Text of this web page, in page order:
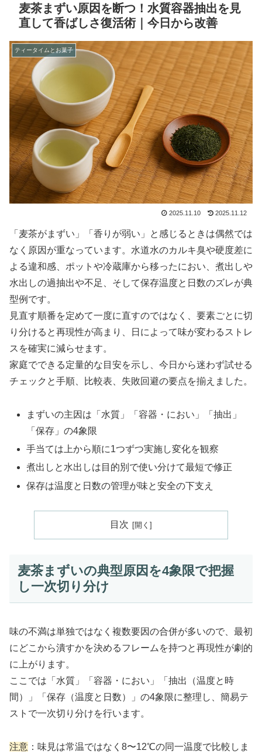
麦茶まずい原因を断つ！水質容器抽出を見
直して香ばしさ復活術｜今日から改善
ティータイムとお菓子
2025.11.10 2025.11.12
「麦茶がまずい」「香りが弱い」と感じるときは偶然では
なく原因が重なっています。水道水のカルキ臭や硬度差に
よる違和感、ポットや冷蔵庫から移ったにおい、煮出しや
水出しの過抽出や不足、そして保存温度と日数のズレが典
型例です。
見直す順番を定めて一度に直すのではなく、要素ごとに切
り分けると再現性が高まり、日によって味が変わるストレ
スを確実に減らせます。
家庭でできる定量的な目安を示し、今日から迷わず試せる
チェックと手順、比較表、失敗回避の要点を揃えました。
まずいの主因は「水質」「容器・におい」「抽出」
「保存」の4象限
手当ては上から順に1つずつ実施し変化を観察
煮出しと水出しは目的別で使い分けて最短で修正
保存は温度と日数の管理が味と安全の下支え
目次
麦茶まずいの典型原因を4象限で把握
し一次切り分け
味の不満は単独ではなく複数要因の合併が多いので、最初
にどこから潰すかを決めるフレームを持つと再現性が劇的
に上がります。
ここでは「水質」「容器・におい」「抽出（温度と時
間）」「保存（温度と日数）」の4象限に整理し、簡易テ
ストで一次切り分けを行います。
注意 ：味見は常温ではなく8〜12℃の同一温度で比較しま